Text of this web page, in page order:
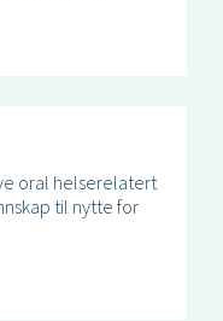
oral helserelatert
til nytte for